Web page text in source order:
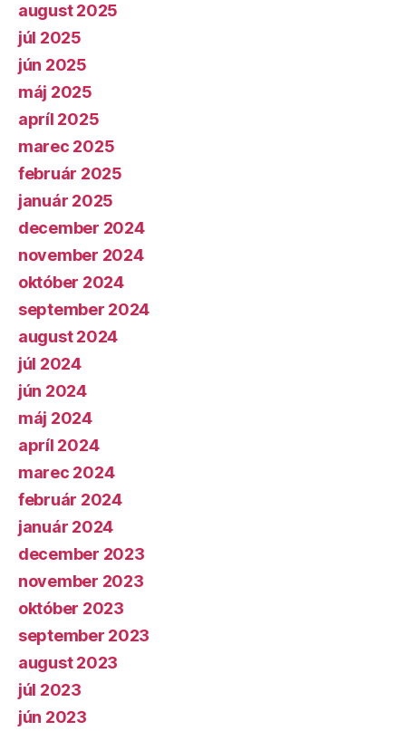
august 2025
júl 2025
jún 2025
máj 2025
apríl 2025
marec 2025
február 2025
január 2025
december 2024
november 2024
október 2024
september 2024
august 2024
júl 2024
jún 2024
máj 2024
apríl 2024
marec 2024
február 2024
január 2024
december 2023
november 2023
október 2023
september 2023
august 2023
júl 2023
jún 2023